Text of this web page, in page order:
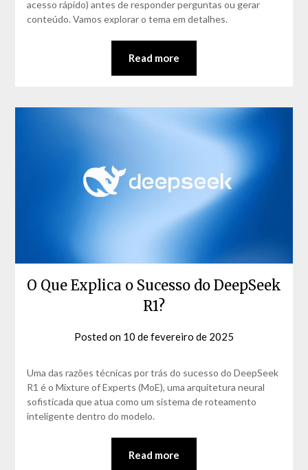
acesso rápido) antes de responder perguntas ou gerar
conteúdo. Vamos explorar o tema em detalhes.
Read more
O Que Explica o Sucesso do DeepSeek
R1?
Posted on 10 de fevereiro de 2025
Matos
Uma das razões técnicas por trás do sucesso do DeepSeek
R1 é o Mixture of Experts (MoE), uma arquitetura neural
sofisticada que atua como um sistema de roteamento
inteligente dentro do modelo.
Read more